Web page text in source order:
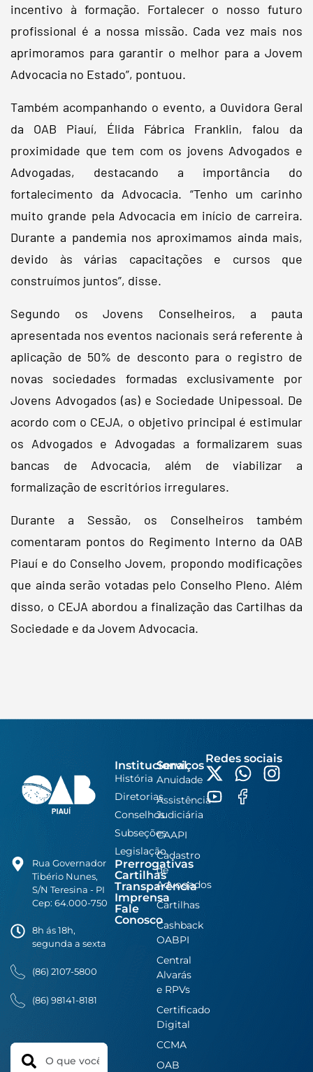
incentivo à formação. Fortalecer o nosso futuro
profissional é a nossa missão. Cada vez mais nos
aprimoramos para garantir o melhor para a Jovem
Advocacia no Estado”, pontuou.
Também acompanhando o evento, a Ouvidora Geral
da OAB Piauí, Élida Fábrica Franklin, falou da
proximidade que tem com os jovens Advogados e
Advogadas, destacando a importância do
fortalecimento da Advocacia. “Tenho um carinho
muito grande pela Advocacia em início de carreira.
Durante a pandemia nos aproximamos ainda mais,
devido às várias capacitações e cursos que
construímos juntos”, disse.
Segundo os Jovens Conselheiros, a pauta
apresentada nos eventos nacionais será referente à
aplicação de 50% de desconto para o registro de
novas sociedades formadas exclusivamente por
Jovens Advogados (as) e Sociedade Unipessoal. De
acordo com o CEJA, o objetivo principal é estimular
os Advogados e Advogadas a formalizarem suas
bancas de Advocacia, além de viabilizar a
formalização de escritórios irregulares.
Durante a Sessão, os Conselheiros também
comentaram pontos do Regimento Interno da OAB
Piauí e do Conselho Jovem, propondo modificações
que ainda serão votadas pelo Conselho Pleno. Além
disso, o CEJA abordou a finalização das Cartilhas da
Sociedade e da Jovem Advocacia.
Rua Governador
Tibério Nunes,
S/N Teresina - PI
Cep: 64.000-750
8h ás 18h,
segunda a sexta
(86) 2107-5800
(86) 98141-8181
Search
Institucional
História
Diretorias
Conselhos
Subseções
Legislação
Prerrogativas
Cartilhas
Transparência
Imprensa
Fale
Conosco
Serviços
Anuidade
Assistência
Judiciária
CAAPI
Cadastro
de
Advogados
Cartilhas
Cashback
OABPI
Central
Alvarás
e RPVs
Certificado
Digital
CCMA
OAB
Redes sociais